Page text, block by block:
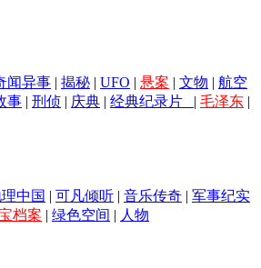
闻异事 | 揭秘 | UFO | 悬案 | 文物 | 航空
事 | 刑侦 | 庆典 | 经典纪录片 | 毛泽东 |
中国 | 可凡倾听 | 音乐传奇 | 军事纪实
档案 | 绿色空间 | 人物